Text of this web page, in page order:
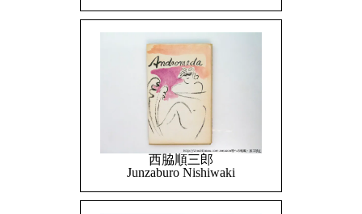
西脇順三郎
Junzaburo Nishiwaki